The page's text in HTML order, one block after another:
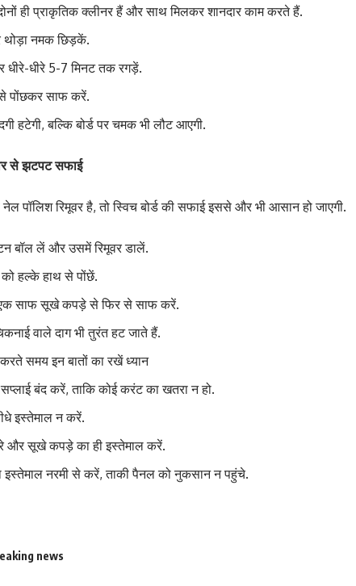
ही प्राकृतिक क्लीनर हैं और साथ मिलकर शानदार काम करते हैं.
नमक छिड़कें.
धीरे-धीरे 5-7 मिनट तक रगड़ें.
पोंछकर साफ करें.
हटेगी, बल्कि बोर्ड पर चमक भी लौट आएगी.
से झटपट सफाई
पॉलिश रिमूवर है, तो स्विच बोर्ड की सफाई इससे और भी आसान हो जाएगी.
बॉल लें और उसमें रिमूवर डालें.
को हल्के हाथ से पोंछें.
साफ सूखे कपड़े से फिर से साफ करें.
वाले दाग भी तुरंत हट जाते हैं.
करते समय इन बातों का रखें ध्यान
बंद करें, ताकि कोई करंट का खतरा न हो.
इस्तेमाल न करें.
और सूखे कपड़े का ही इस्तेमाल करें.
इस्तेमाल नरमी से करें, ताकी पैनल को नुकसान न पहुंचे.
news